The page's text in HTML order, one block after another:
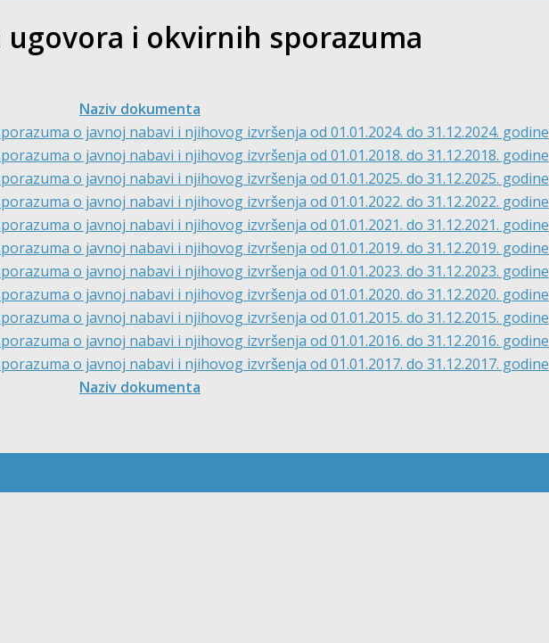
i okvirnih sporazuma
Naziv dokumenta
Naziv dokumenta
o javnoj nabavi i njihovog izvršenja od 01.01.2024. do 31.12.2024. godine
o javnoj nabavi i njihovog izvršenja od 01.01.2018. do 31.12.2018. godine
o javnoj nabavi i njihovog izvršenja od 01.01.2025. do 31.12.2025. godine
o javnoj nabavi i njihovog izvršenja od 01.01.2022. do 31.12.2022. godine
o javnoj nabavi i njihovog izvršenja od 01.01.2021. do 31.12.2021. godine
o javnoj nabavi i njihovog izvršenja od 01.01.2019. do 31.12.2019. godine
o javnoj nabavi i njihovog izvršenja od 01.01.2023. do 31.12.2023. godine
o javnoj nabavi i njihovog izvršenja od 01.01.2020. do 31.12.2020. godine
o javnoj nabavi i njihovog izvršenja od 01.01.2015. do 31.12.2015. godine
o javnoj nabavi i njihovog izvršenja od 01.01.2016. do 31.12.2016. godine
o javnoj nabavi i njihovog izvršenja od 01.01.2017. do 31.12.2017. godine